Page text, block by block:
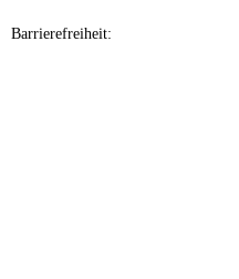
Barrierefreiheit: